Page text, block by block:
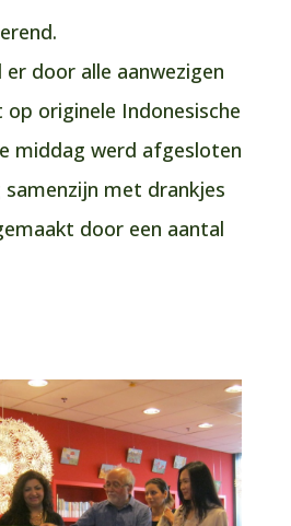
door alle aanwezigen
originele Indonesische
middag werd afgesloten
met drankjes
door een aantal